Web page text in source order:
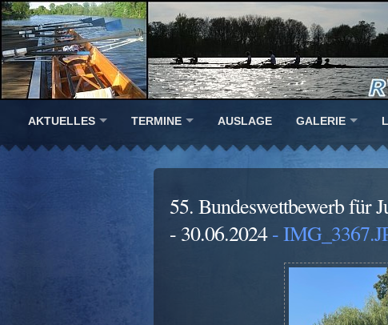
AKTUELLES TERMINE AUSLAGE GALERIE
55. Bundeswettbewerb für
- 30.06.2024-